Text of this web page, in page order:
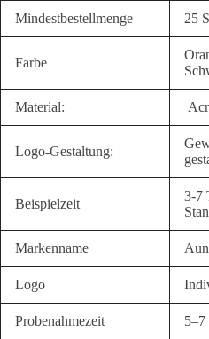
Mindestbestellmenge 25
Farbe
Material:
Logo-Gestaltung:
Beispielzeit
3-7
Markenname
Logo
Probenahmezeit 5–7